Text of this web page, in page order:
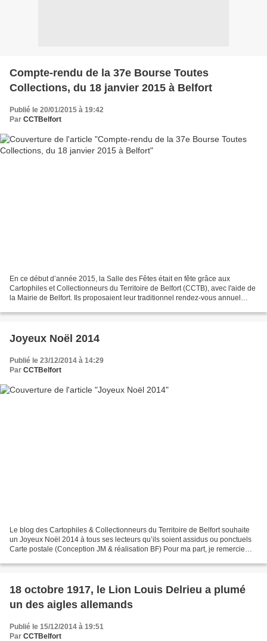
Compte-rendu de la 37e Bourse Toutes
Collections, du 18 janvier 2015 à Belfort
Publié le 20/01/2015 à 19:42
Par CCTBelfort
En ce début d’année 2015, la Salle des Fêtes était en fête grâce aux
Cartophiles et Collectionneurs du Territoire de Belfort (CCTB), avec l'aide de
la Mairie de Belfort. Ils proposaient leur traditionnel rendez-vous annuel
Joyeux Noël 2014
Publié le 23/12/2014 à 14:29
Par CCTBelfort
Le blog des Cartophiles & Collectionneurs du Territoire de Belfort souhaite
un Joyeux Noël 2014 à tous ses lecteurs qu’ils soient assidus ou ponctuels
Carte postale (Conception JM & réalisation BF) Pour ma part, je remercie
18 octobre 1917, le Lion Louis Delrieu a plumé
un des aigles allemands
Publié le 15/12/2014 à 19:51
Par CCTBelfort